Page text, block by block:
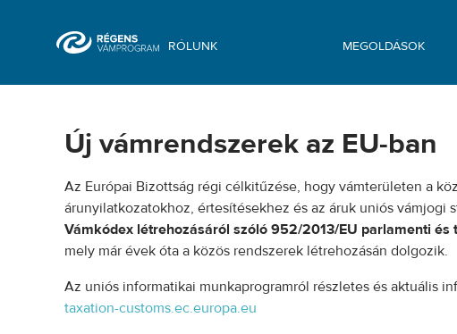
RÓLUNK MEGOLDÁSOK
Új vámrendszerek az EU-ban
Az Európai Bizottság régi célkitűzése, hogy vámterületen a
árunyilatkozatokhoz, értesítésekhez és az áruk uniós
Vámkódex létrehozásáról szóló 952/2013/EU parlamenti és
mely már évek óta a közös rendszerek létrehozásán dolgozik.
Az uniós informatikai munkaprogramról részletes és aktuális
taxation-customs.ec.europa.eu